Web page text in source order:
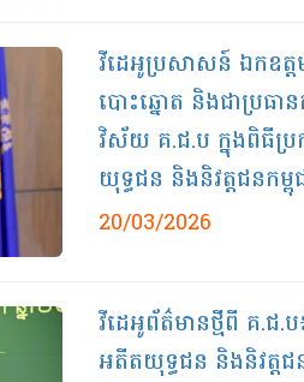
វីដេអូប្រសាសន៍ ឯកឧត្តម
បោះឆ្នោត និងជាប្រធា
វិស័យ គ.ជ.ប ក្នុងពិធីប្រ
យុទ្ធជន និងនិវត្តជនកម្
20/03/2026
វីដេអូព័ត៌មានថ្មីពី គ.ជ.
អតីតយុទ្ធជន និងនិវត្ត